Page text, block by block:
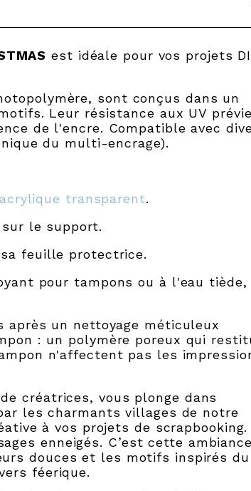
est idéale pour vos projets
sont conçus dans un
Leur résistance aux UV
de l'encre. Compatible avec
du multi-encrage).
transparent.
le support.
feuille protectrice.
pour tampons ou à l'eau tiède,
un nettoyage méticuleux
: un polymère poreux qui
n'affectent pas les
créatrices, vous plonge dans
les charmants villages de notre
à vos projets de scrapbooking.
enneigés. C’est cette ambiance
douces et les motifs inspirés du
féerique.